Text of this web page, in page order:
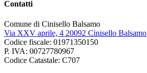
Contatti
Comune di Cinisello Balsamo
Via XXV aprile, 4 20092 Cinisello Balsamo
Codice fiscale: 01971350150
P. IVA: 00727780967
Codice Catastale: C707